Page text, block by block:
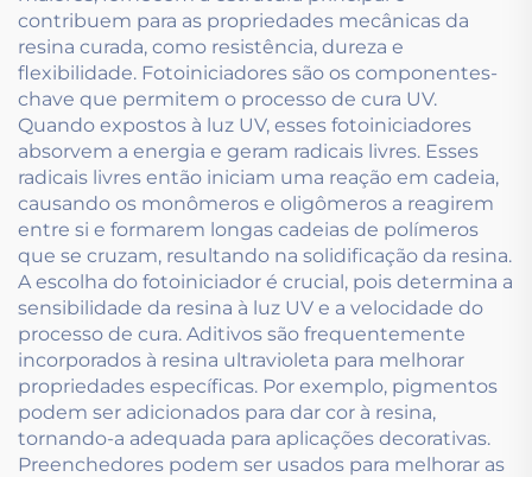
contribuem para as propriedades mecânicas da
resina curada, como resistência, dureza e
flexibilidade. Fotoiniciadores são os componentes-
chave que permitem o processo de cura UV.
Quando expostos à luz UV, esses fotoiniciadores
absorvem a energia e geram radicais livres. Esses
radicais livres então iniciam uma reação em cadeia,
causando os monômeros e oligômeros a reagirem
entre si e formarem longas cadeias de polímeros
que se cruzam, resultando na solidificação da resina.
A escolha do fotoiniciador é crucial, pois determina a
sensibilidade da resina à luz UV e a velocidade do
processo de cura. Aditivos são frequentemente
incorporados à resina ultravioleta para melhorar
propriedades específicas. Por exemplo, pigmentos
podem ser adicionados para dar cor à resina,
tornando-a adequada para aplicações decorativas.
Preenchedores podem ser usados para melhorar as